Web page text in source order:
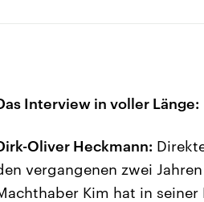
Interview in voller Länge:
Oliver Heckmann:
vergangenen zwei
Kim hat in